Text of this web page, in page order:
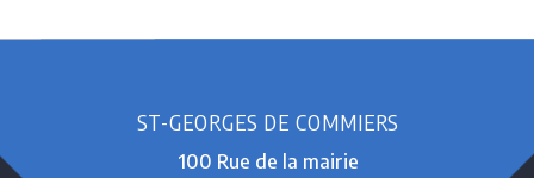
ST-GEORGES DE COMMIERS
100 Rue de la mairie